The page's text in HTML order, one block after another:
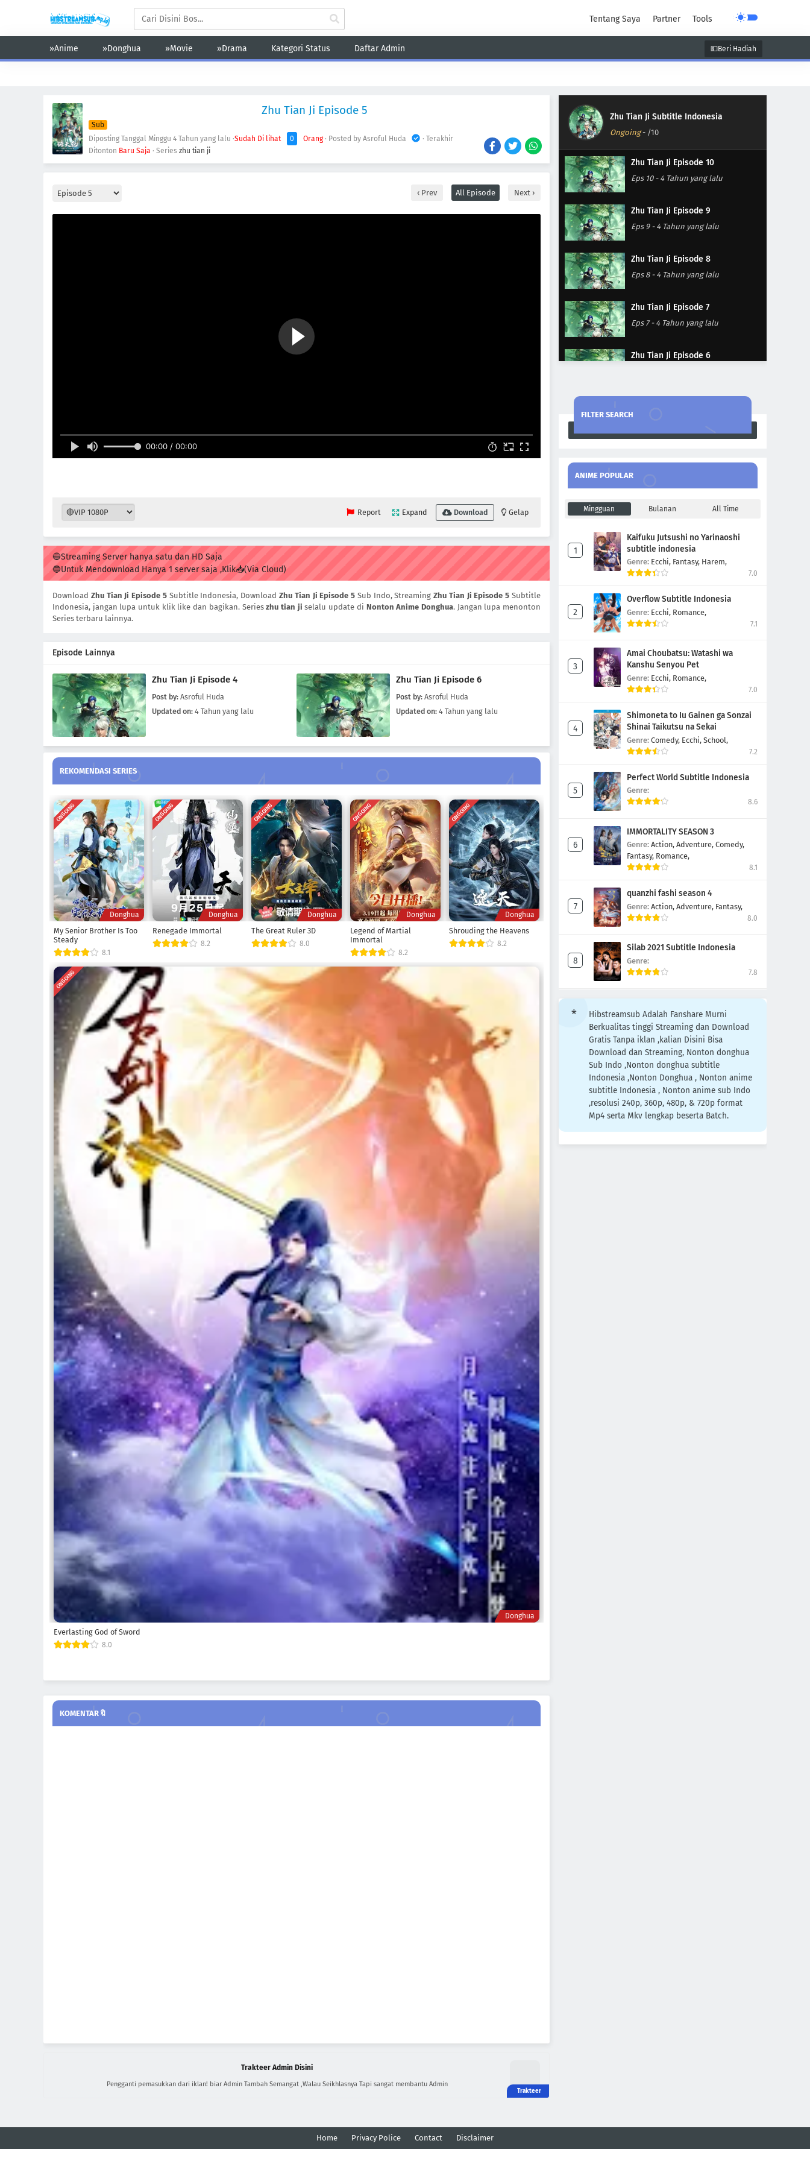
Tentang Saya Partner Tools
»Anime »Donghua »Movie »Drama Kategori Status Daftar Admin 💵Beri Hadiah
Zhu Tian Ji Episode 5
Sub
Diposting Tanggal Minggu 4 Tahun yang lalu ·Sudah Di lihat 0 Orang · Posted by Asroful Huda
· Terakhir
Ditonton Baru Saja · Series zhu tian ji
Prev All Episode Next
Report Expand Download Gelap
🔵Streaming Server hanya satu dan HD Saja
🔵Untuk Mendownload Hanya 1 server saja ,Klik📥(Via Cloud)
Download Zhu Tian Ji Episode 5Subtitle Indonesia, Download Zhu Tian Ji Episode 5 Sub Indo, StreamingZhu Tian Ji Episode 5 Subtitle
Indonesia, jangan lupa untuk klik like dan bagikan. Serieszhu tian ji selalu update di Nonton Anime Donghua. Jangan lupa menonton
Series terbaru lainnya.
Episode Lainnya
Zhu Tian Ji Episode 4
Post by: Asroful Huda
Updated on: 4 Tahun yang lalu
Zhu Tian Ji Episode 6
Post by: Asroful Huda
Updated on: 4 Tahun yang lalu
REKOMENDASI SERIES
ONGOING
Donghua
My Senior Brother Is Too
Steady
8.1
ONGOING
Donghua
Renegade Immortal
8.2
ONGOING
Donghua
The Great Ruler 3D
8.0
ONGOING
Donghua
Legend of Martial
Immortal
8.2
ONGOING
Donghua
Shrouding the Heavens
8.2
ONGOING
Donghua
Everlasting God of Sword
8.0
KOMENTAR🔖
Trakteer Admin Disini
Pengganti pemasukkan dari iklan! biar Admin Tambah Semangat ,Walau Seikhlasnya Tapi sangat membantu Admin
Zhu Tian Ji Subtitle Indonesia
Ongoing- /10
Zhu Tian Ji Episode 10
Eps 10- 4 Tahun yang lalu
Zhu Tian Ji Episode 9
Eps 9- 4 Tahun yang lalu
Zhu Tian Ji Episode 8
Eps 8- 4 Tahun yang lalu
Zhu Tian Ji Episode 7
Eps 7- 4 Tahun yang lalu
Zhu Tian Ji Episode 6
Eps 5
Zhu Tian Ji Episode 2
Eps 2 -4 Tahun yang lalu
Zhu Tian Ji Episode 1
Eps 1 -4 Tahun yang lalu
FILTER SEARCH
ANIME POPULAR
Mingguan Bulanan All Time
Kaifuku Jutsushi no Yarinaoshi
subtitle indonesia
Genre: Ecchi, Fantasy, Harem,
7.0
Overflow Subtitle Indonesia
Genre: Ecchi, Romance,
7.1
Amai Choubatsu: Watashi wa
Kanshu Senyou Pet
Genre: Ecchi, Romance,
7.0
Shimoneta to Iu Gainen ga Sonzai
Shinai Taikutsu na Sekai
Genre: Comedy, Ecchi, School,
7.2
Perfect World Subtitle Indonesia
Genre:
8.6
IMMORTALITY SEASON 3
Genre: Action, Adventure, Comedy,
Fantasy, Romance,
8.1
quanzhi fashi season 4
Genre: Action, Adventure, Fantasy,
8.0
Silab 2021 Subtitle Indonesia
Genre:
7.8
Hibstreamsub Adalah Fanshare Murni
Berkualitas tinggi Streaming dan Download
Gratis Tanpa iklan ,kalian Disini Bisa
Download dan Streaming, Nonton donghua
Sub Indo ,Nonton donghua subtitle
Indonesia ,Nonton Donghua , Nonton anime
subtitle Indonesia , Nonton anime sub Indo
,resolusi 240p, 360p, 480p, & 720p format
Mp4 serta Mkv lengkap beserta Batch.
Home Privacy Police Contact Disclaimer